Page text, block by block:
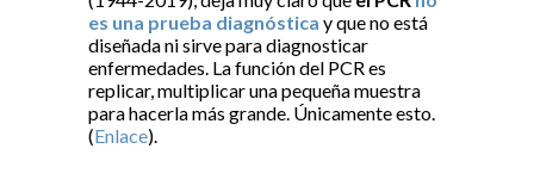
es una prueba diagnóstica y que no está
diseñada ni sirve para diagnosticar
enfermedades. La función del PCR es
replicar, multiplicar una pequeña muestra
para hacerla más grande. Únicamente esto.
(Enlace).